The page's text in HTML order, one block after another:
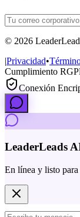
© 2026
|Privacidad•
Cumplimiento
Conexión
LeaderLeads
En línea y listo